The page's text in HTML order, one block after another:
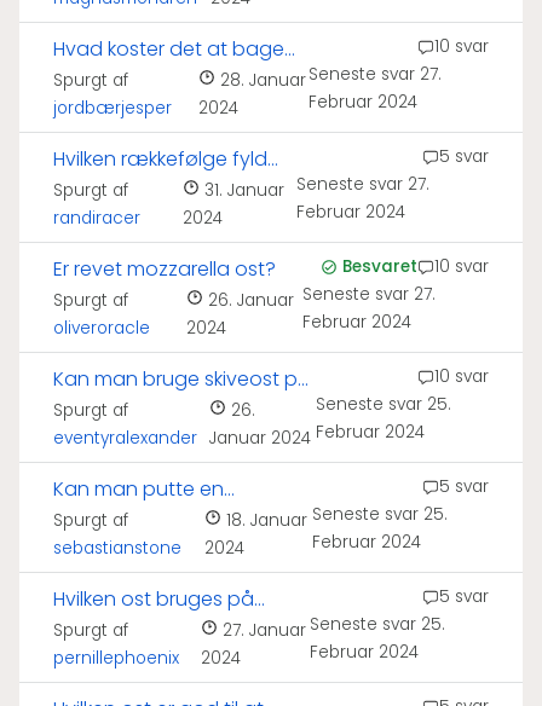
Hvad koster det at bage
en pizza?
Spurgt af
jordbærjesper
28. Januar
2024
10 svar
Seneste svar 27.
Februar 2024
Hvilken rækkefølge fyld
på pizza?
Spurgt af
randiracer
31. Januar
2024
5 svar
Seneste svar 27.
Februar 2024
Er revet mozzarella ost?
Spurgt af
oliveroracle
26. Januar
2024
Besvaret
10 svar
Seneste svar 27.
Februar 2024
Kan man bruge skiveost på
pizza?
Spurgt af
eventyralexander
26.
Januar 2024
10 svar
Seneste svar 25.
Februar 2024
Kan man putte en
pizzabakke i ovnen?
Spurgt af
sebastianstone
18. Januar
2024
5 svar
Seneste svar 25.
Februar 2024
Hvilken ost bruges på
pizza?
Spurgt af
pernillephoenix
27. Januar
2024
5 svar
Seneste svar 25.
Februar 2024